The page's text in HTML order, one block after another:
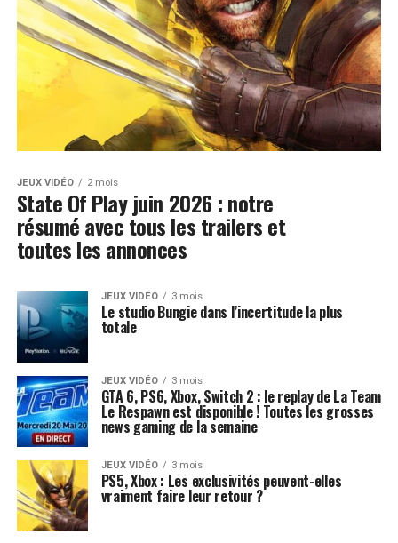
JEUX VIDÉO 2 mois
State Of Play juin 2026 : notre
résumé avec tous les trailers et
toutes les annonces
JEUX VIDÉO 3 mois
Le studio Bungie dans l’incertitude la plus
totale
JEUX VIDÉO 3 mois
GTA 6, PS6, Xbox, Switch 2 : le replay de La Team
Le Respawn est disponible ! Toutes les grosses
news gaming de la semaine
JEUX VIDÉO 3 mois
PS5, Xbox : Les exclusivités peuvent-elles
vraiment faire leur retour ?